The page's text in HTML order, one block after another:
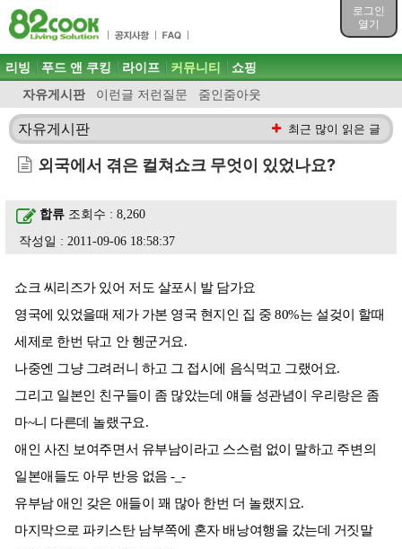
로그인
열기
목차
주메뉴 바로가기
컨텐츠 바로가기
검색 바로가기
로그인 바로가기
주메뉴
리빙 푸드 앤 쿠킹 라이프 커뮤니티
자유게시판 이런글 저런질문 줌인줌아웃
쇼핑
자유게시판 최근 많이 읽은 글
외국에서 겪은 컬쳐쇼크 무엇이 있었나요?
합류 조회수 : 8,260
작성일 : 2011-09-06 18:58:37
쇼크 씨리즈가 있어 저도 살포시 발 담가요
영국에 있었을때 제가 가본 영국 현지인 집 중 80%는 설겆이 할때
세제로 한번 닦고 안 헹군거요.
나중엔 그냥 그려러니 하고 그 접시에 음식먹고 그랬어요.
그리고 일본인 친구들이 좀 많았는데 얘들 성관념이 우리랑은 좀
마~니 다른데 놀랬구요.
애인 사진 보여주면서 유부남이라고 스스럼 없이 말하고 주변의
일본애들도 아무 반응 없음 -_-
유부남 애인 갖은 애들이 꽤 많아 한번 더 놀랬지요.
마지막으로 파키스탄 남부쪽에 혼자 배낭여행을 갔는데 거짓말